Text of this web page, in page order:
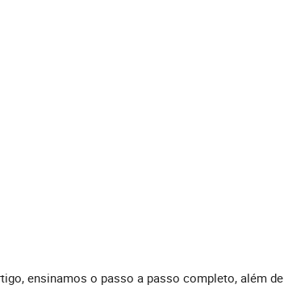
ensinamos o passo a passo completo, além de